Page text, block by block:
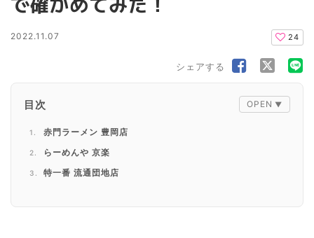
2022.11.07 24
シェアする
目次
赤門ラーメン 豊岡店
らーめんや 京楽
特一番 流通団地店